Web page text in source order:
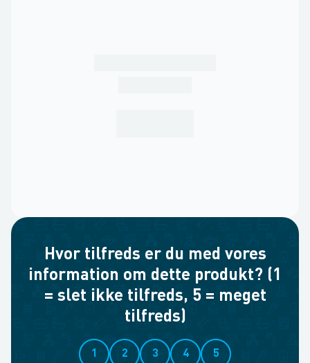
Hvor tilfreds er du med vores
information om dette produkt? (1
= slet ikke tilfreds, 5 = meget
tilfreds)
1 2 3 4 5